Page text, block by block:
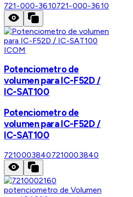
721-000-3610721-000-3610
ICOM
Potenciometro de
volumen para IC-F52D /
IC-SAT100
Potenciometro de
volumen para IC-F52D /
IC-SAT100
72100038407210003840